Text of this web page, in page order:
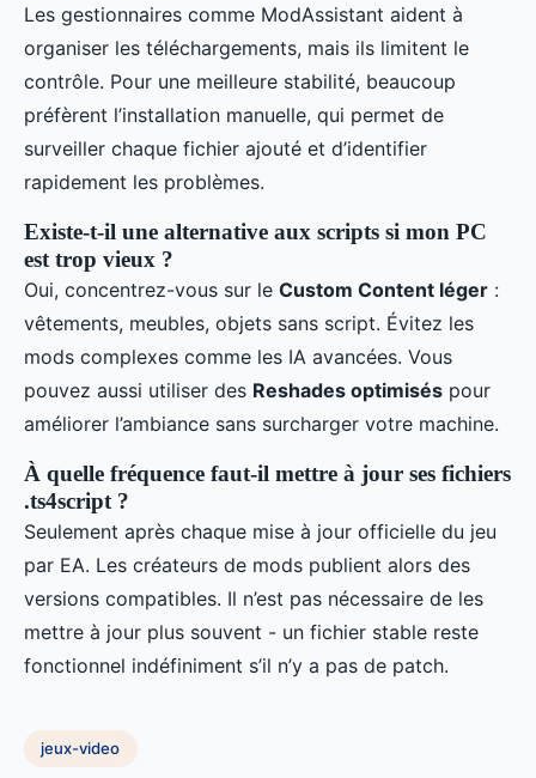
Les gestionnaires comme ModAssistant aident à
organiser les téléchargements, mais ils limitent le
contrôle. Pour une meilleure stabilité, beaucoup
préfèrent l’installation manuelle, qui permet de
surveiller chaque fichier ajouté et d’identifier
rapidement les problèmes.
Existe-t-il une alternative aux scripts si mon PC
est trop vieux ?
Oui, concentrez-vous sur le Custom Content léger :
vêtements, meubles, objets sans script. Évitez les
mods complexes comme les IA avancées. Vous
pouvez aussi utiliser des Reshades optimisés pour
améliorer l’ambiance sans surcharger votre machine.
À quelle fréquence faut-il mettre à jour ses fichiers
.ts4script ?
Seulement après chaque mise à jour officielle du jeu
par EA. Les créateurs de mods publient alors des
versions compatibles. Il n’est pas nécessaire de les
mettre à jour plus souvent - un fichier stable reste
fonctionnel indéfiniment s’il n’y a pas de patch.
jeux-video